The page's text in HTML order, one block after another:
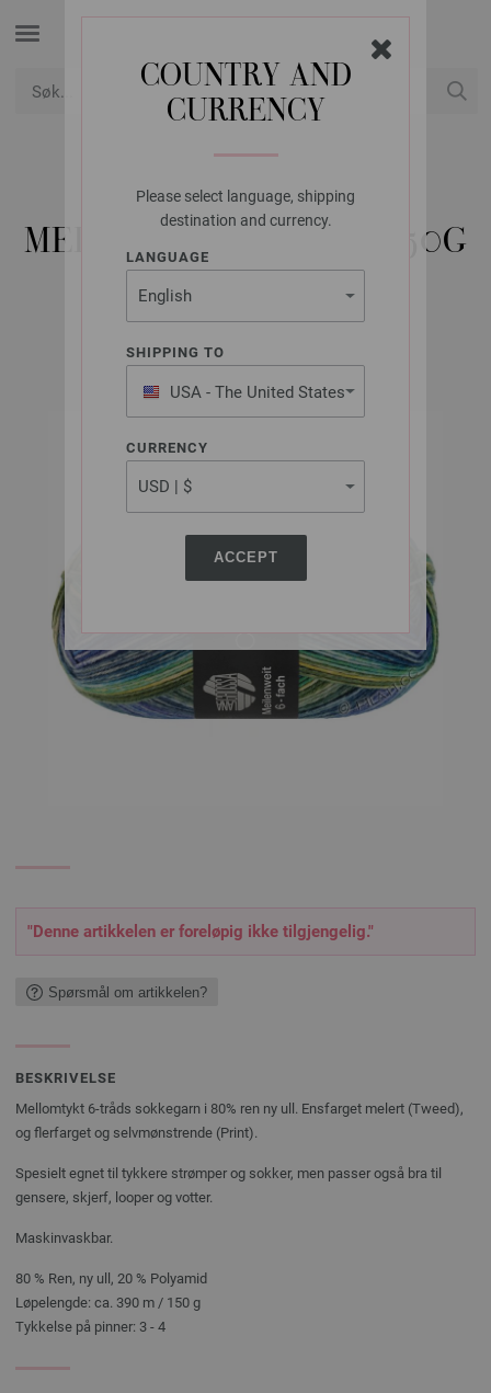
COUNTRY AND
CURRENCY
Please select language, shipping
destination and currency.
LANGUAGE
SHIPPING TO
USA - The United States
of America
CURRENCY
ACCEPT
LANA GROSSA
MEILENWEIT 6-FACH 150G
COSIMA
"Denne artikkelen er foreløpig ikke tilgjengelig."
Spørsmål om artikkelen?
BESKRIVELSE
Mellomtykt 6-tråds sokkegarn i 80% ren ny ull. Ensfarget melert (Tweed),
og flerfarget og selvmønstrende (Print).
Spesielt egnet til tykkere strømper og sokker, men passer også bra til
gensere, skjerf, looper og votter.
Maskinvaskbar.
80 % Ren, ny ull, 20 % Polyamid
Løpelengde: ca. 390 m / 150 g
Tykkelse på pinner: 3 - 4